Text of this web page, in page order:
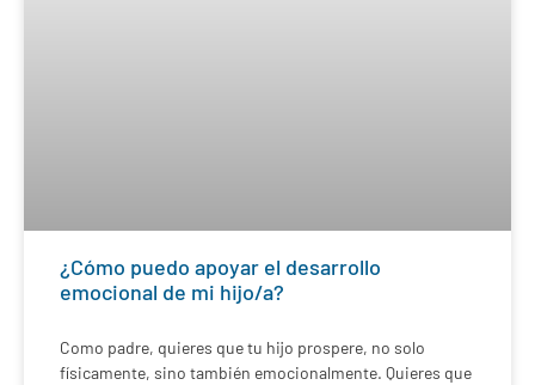
¿Cómo puedo apoyar el desarrollo
emocional de mi hijo/a?
Como padre, quieres que tu hijo prospere, no solo
físicamente, sino también emocionalmente. Quieres que